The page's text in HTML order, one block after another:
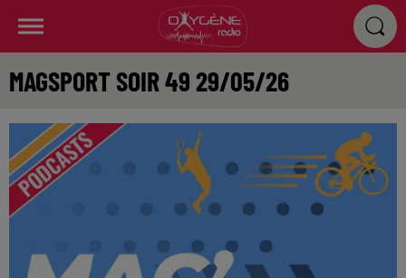
MAGSPORT SOIR 49 29/05/26